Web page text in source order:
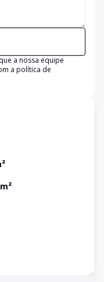
a nossa equipe
a política de
m²